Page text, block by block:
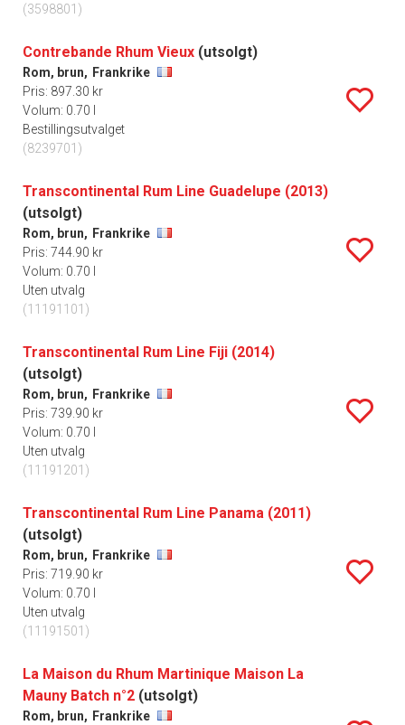
(3598801)
Contrebande Rhum Vieux (utsolgt)
Rom, brun, Frankrike
Pris: 897.30 kr
Volum: 0.70 l
Bestillingsutvalget
(8239701)
Transcontinental Rum Line Guadelupe (2013)
(utsolgt)
Rom, brun, Frankrike
Pris: 744.90 kr
Volum: 0.70 l
Uten utvalg
(11191101)
Transcontinental Rum Line Fiji (2014)
(utsolgt)
Rom, brun, Frankrike
Pris: 739.90 kr
Volum: 0.70 l
Uten utvalg
(11191201)
Transcontinental Rum Line Panama (2011)
(utsolgt)
Rom, brun, Frankrike
Pris: 719.90 kr
Volum: 0.70 l
Uten utvalg
(11191501)
La Maison du Rhum Martinique Maison La
Mauny Batch n°2 (utsolgt)
Rom, brun, Frankrike